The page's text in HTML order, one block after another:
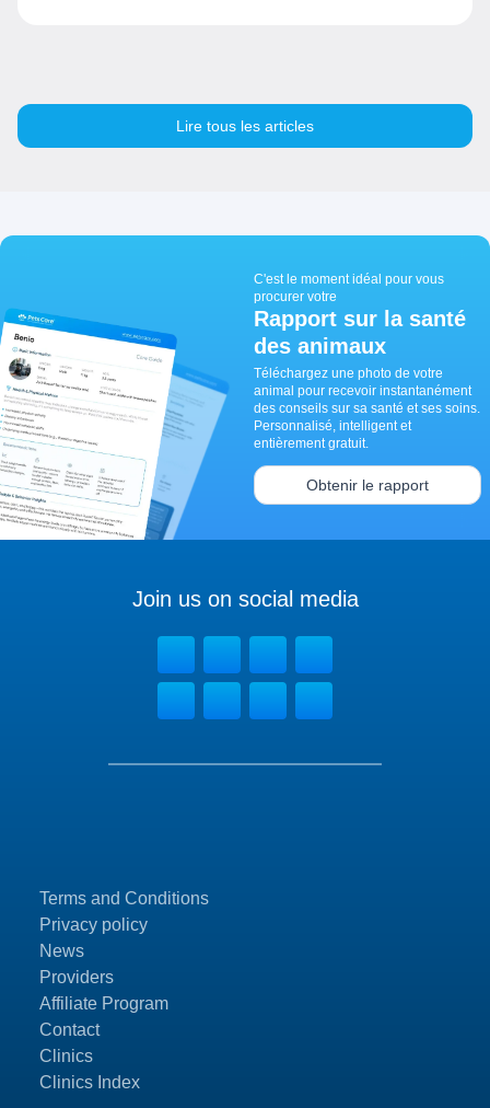
Lire tous les articles
C'est le moment idéal pour vous
procurer votre
Rapport sur la santé
des animaux
Téléchargez une photo de votre
animal pour recevoir instantanément
des conseils sur sa santé et ses soins.
Personnalisé, intelligent et
entièrement gratuit.
Obtenir le rapport
Terms and Conditions
Privacy policy
News
Providers
Affiliate Program
Contact
Clinics
Clinics Index
Join us on social media